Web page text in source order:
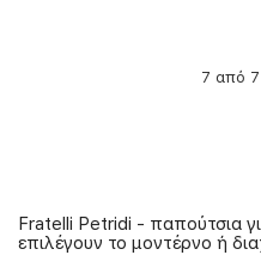
7 από 7
Fratelli Petridi - παπούτσια
επιλέγουν το μοντέρνο ή